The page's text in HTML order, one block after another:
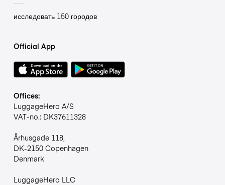
исследовать 150 городов
Official App
Offices:
LuggageHero A/S
VAT-no.: DK37611328
Århusgade 118,
DK-2150 Copenhagen
Denmark
LuggageHero LLC